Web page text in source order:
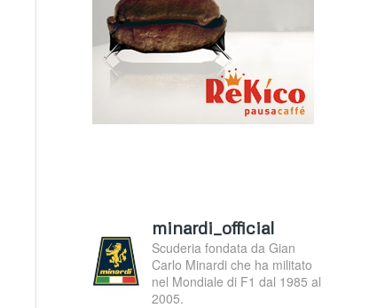
minardi_official
Scuderia fondata da Gian
Carlo Minardi che ha militato
nel Mondiale di F1 dal 1985 al
2005.